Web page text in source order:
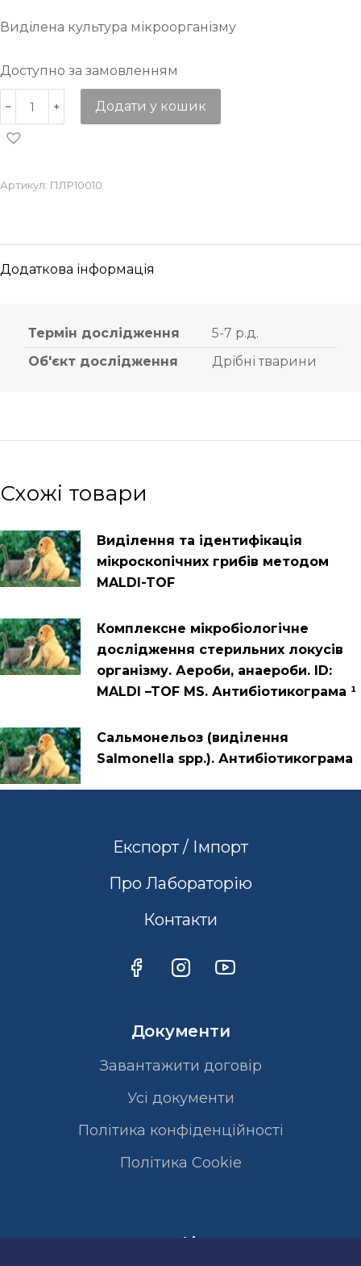
Виділена культура мікроорганізму
Доступно за замовленням
Додати у кошик
Артикул: ПЛР10010
Додаткова інформація
Термін дослідження
5-7 р.д.
Об'єкт дослідження
Дрібні тварини
Схожі товари
Виділення та ідентифікація
мікроскопічних грибів методом
MALDI-TOF
Комплексне мікробіологічне
дослідження стерильних локусів
організму. Аероби, анаероби. ID:
MALDI –TOF MS. Антибіотикограма ¹
Cальмонельоз (виділення
Salmonella spp.). Антибіотикограма
Експорт / Імпорт
Про Лабораторію
Контакти
Документи
Завантажити договір
Усі документи
Політика конфіденційності
Полiтика Cookie
Сертифікати